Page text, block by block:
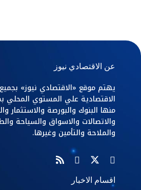
عن الاقتصادي نيوز
يهتم موقع «الاقتصادي نيوز»
الاقتصادية علي المستوي المحلي
منها البنوك والبورصة والاستثمار
والاتصالات والاسواق والسياحة
والملاحة والتأمين وغيرها.
اقسام الاخبار